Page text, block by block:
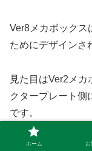
Ver8メカボックス
ためにデザインさ
見た目はVer2メ
クタープレート側
です。
この3つのギアは
ホーム お